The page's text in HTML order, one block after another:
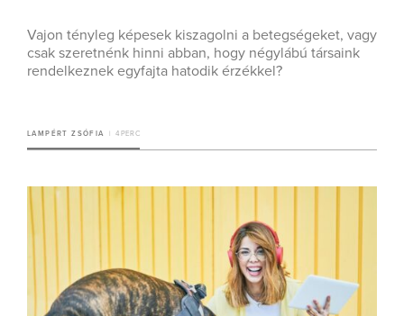
Vajon tényleg képesek kiszagolni a betegségeket, vagy
csak szeretnénk hinni abban, hogy négylábú társaink
rendelkeznek egyfajta hatodik érzékkel?
LAMPÉRT ZSÓFIA 4 PERC